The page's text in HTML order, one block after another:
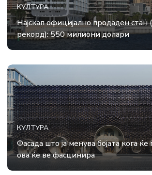
КУЛТУРА
Најскап официјално продаден стан
рекорд): 550 милиони долари
КУЛТУРА
Фасада што ја менува бојата кога
ова ќе ве фасцинира